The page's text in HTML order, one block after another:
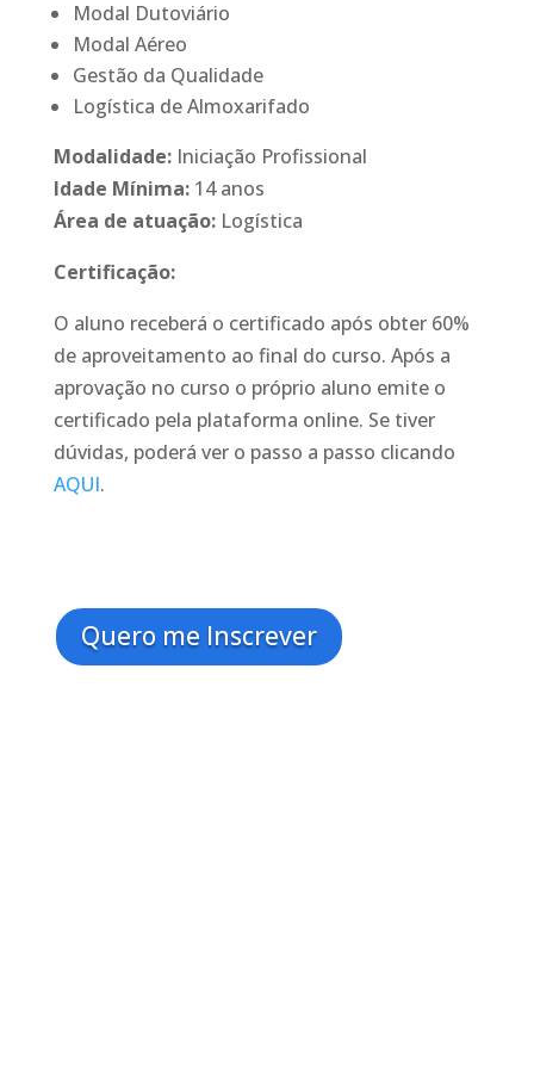
Modal Dutoviário
Modal Aéreo
Gestão da Qualidade
Logística de Almoxarifado
Modalidade:Iniciação Profissional
Idade Mínima:14 anos
Área de atuação:Logística
Certificação:
O aluno receberá o certificado após obter 60%
de aproveitamento ao final do curso. Após a
aprovação no curso o próprio aluno emite o
certificado pela plataforma online. Se tiver
dúvidas, poderá ver o passo a passo clicando
AQUI.
Quero me Inscrever